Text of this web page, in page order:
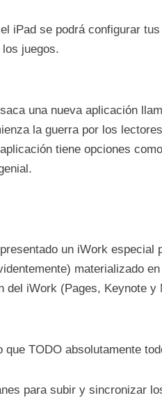
iPad se podrá configurar
juegos.
una nueva aplicación
la guerra por los
tiene opciones
un iWork
materializado
del iWork (Pages, Keynote
que TODO absolutamente
para subir y sincronizar